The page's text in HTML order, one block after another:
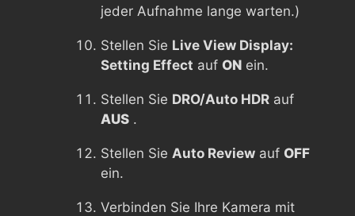
jeder Aufnahme lange warten.)
Stellen Sie Live View Display:
Setting Effect auf ON ein.
Stellen Sie DRO/Auto HDR auf
AUS .
Stellen Sie Auto Review auf OFF
ein.
Verbinden Sie Ihre Kamera mit